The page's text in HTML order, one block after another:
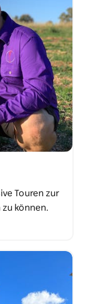
Touren zur
können.